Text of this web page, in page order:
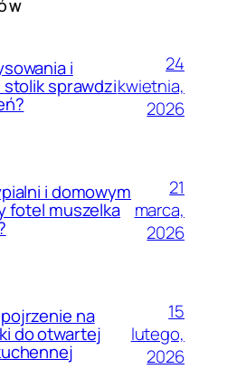
i
stolik sprawdzi
24
kwietnia,
2026
i domowym
fotel muszelka
21
marca,
2026
na
do otwartej
15
lutego,
2026